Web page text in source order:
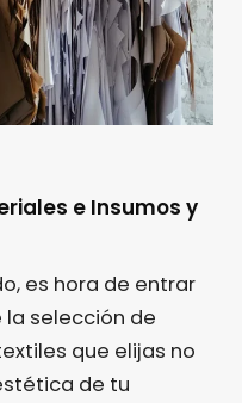
e Insumos y
es hora de entrar
selección de
que elijas no
de tu